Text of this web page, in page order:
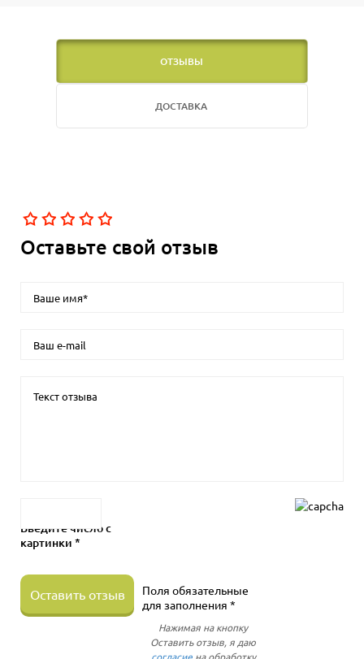
ОТЗЫВЫ
ДОСТАВКА
Оставьте свой отзыв
Введите число с
картинки *
Оставить отзыв
Поля обязательные
для заполнения *
Нажимая на кнопку
Оставить отзыв, я даю